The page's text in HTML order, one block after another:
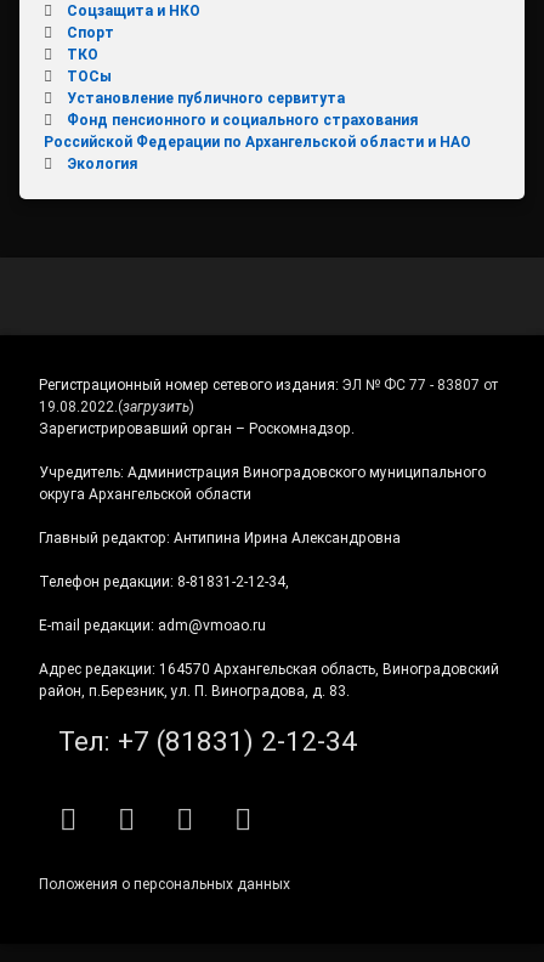
Соцзащита и НКО
Спорт
ТКО
ТОСы
Установление публичного сервитута
Фонд пенсионного и социального страхования
Российской Федерации по Архангельской области и НАО
Экология
Регистрационный номер сетевого издания: ЭЛ № ФС 77 - 83807 от
19.08.2022.(загрузить)
Зарегистрировавший орган – Роскомнадзор.
Учредитель: Администрация Виноградовского муниципального
округа Архангельской области
Главный редактор: Антипина Ирина Александровна
Телефон редакции: 8-81831-2-12-34,
E-mail редакции: adm@vmoao.ru
Адрес редакции: 164570 Архангельская область, Виноградовский
район, п.Березник, ул. П. Виноградова, д. 83.
Тел: +7 (81831) 2-12-34
RSS E-mailВКонтакте
Telegram
Положения о персональных данных